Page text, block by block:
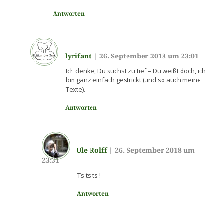
Antworten
lyrifant| 26. September 2018 um 23:01
Ich denke, Du suchst zu tief – Du weißt doch, ich
bin ganz einfach gestrickt (und so auch meine
Texte).
Antworten
Ule Rolff|26. September 2018 um
23:31
Ts ts ts !
Antworten